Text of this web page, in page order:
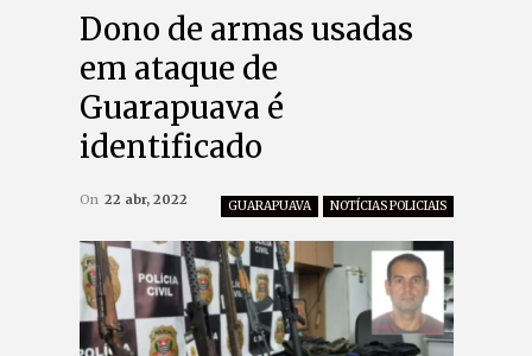
Dono de armas usadas
em ataque de
Guarapuava é
identificado
GUARAPUAVA NOTÍCIAS POLICIAIS
On 22 abr, 2022